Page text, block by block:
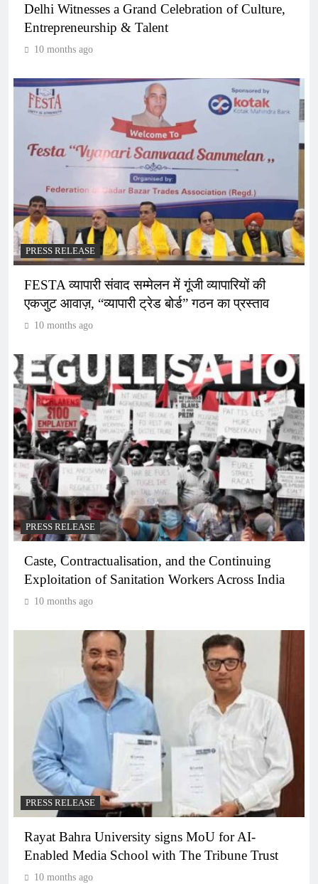
Delhi Witnesses a Grand Celebration of Culture,
Entrepreneurship & Talent
10 months ago
PRESS RELEASE
FESTA व्यापारी संवाद सम्मेलन में गूंजी व्यापारियों की
एकजुट आवाज़, “व्यापारी ट्रेड बोर्ड” गठन का प्रस्ताव
10 months ago
PRESS RELEASE
Caste, Contractualisation, and the Continuing
Exploitation of Sanitation Workers Across India
10 months ago
PRESS RELEASE
Rayat Bahra University signs MoU for AI-
Enabled Media School with The Tribune Trust
10 months ago